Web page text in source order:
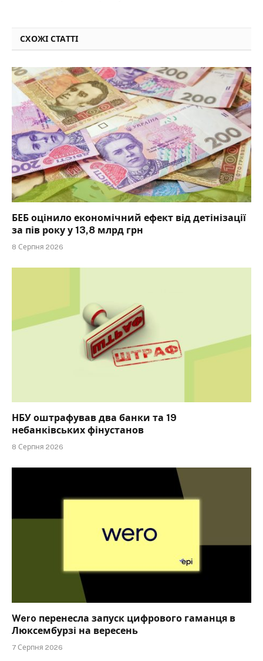
СХОЖІ СТАТТІ
БЕБ оцінило економічний ефект від детінізації
за пів року у 13,8 млрд грн
8 Серпня 2026
НБУ оштрафував два банки та 19
небанківських фінустанов
8 Серпня 2026
Wero перенесла запуск цифрового гаманця в
Люксембурзі на вересень
7 Серпня 2026